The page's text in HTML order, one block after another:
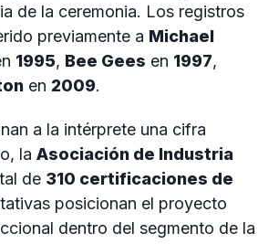
de la ceremonia. Los registros
previamente a Michael
1995, Bee Gees en 1997,
en 2009.
a la intérprete una cifra
la Asociación de Industria
de 310 certificaciones de
posicionan el proyecto
dentro del segmento de la